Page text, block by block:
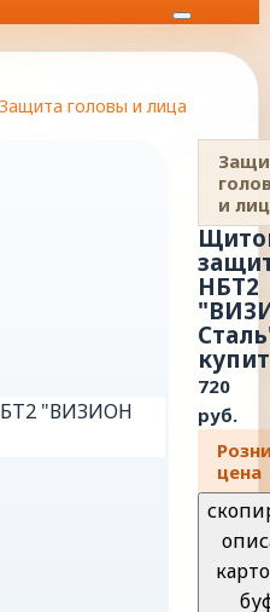
Защита головы и лица
и
НБТ2
720
руб.
цена